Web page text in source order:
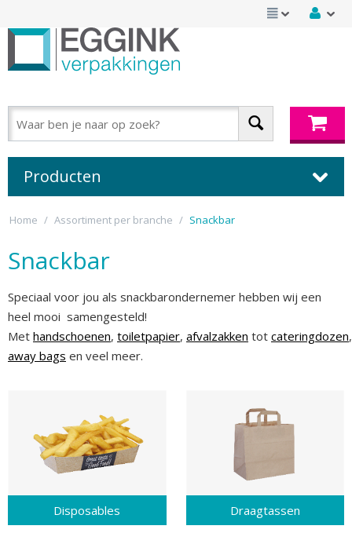
Producten
Home / Assortiment per branche / Snackbar
Snackbar
Speciaal voor jou als snackbarondernemer hebben wij een
heel mooi samengesteld!
Met handschoenen, toiletpapier, afvalzakken tot cateringdozen
away bags en veel meer.
Disposables Draagtassen